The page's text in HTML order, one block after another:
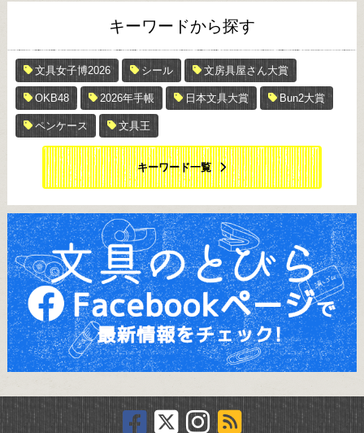
キーワードから探す
文具女子博2026 シール 文房具屋さん大賞
OKB48 2026年手帳 日本文具大賞 Bun2大賞
ペンケース 文具王
キーワード一覧